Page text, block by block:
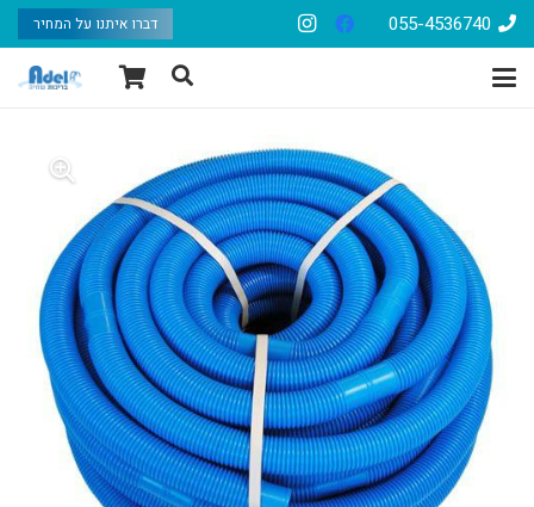
055-4536740 דברו איתנו על המחיר